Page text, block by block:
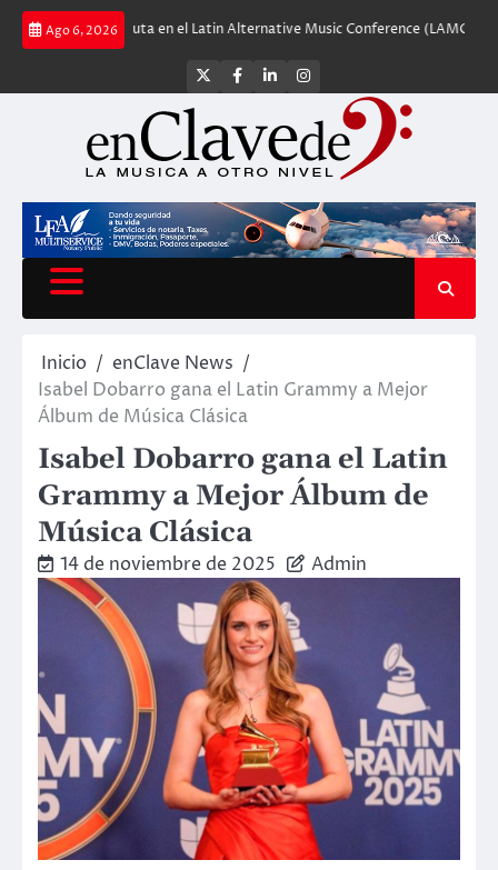
Saltar
Ago 6, 2026
debuta en el Latin Alternative Music Conference (LAMC) Nuevos
Twitter
Facebook
LinkedInInstagram
Inicio
enClave News
Isabel Dobarro gana el Latin Grammy a Mejor
Álbum de Música Clásica
Isabel Dobarro gana el Latin
Grammy a Mejor Álbum de
Música Clásica
14 de noviembre de 2025 Admin